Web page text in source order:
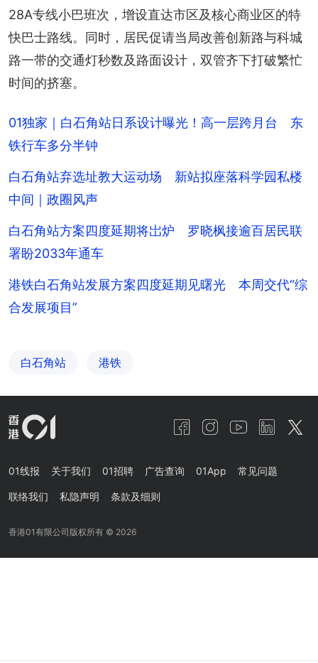
28A专线小巴班次，增设直达市区及核心商业区的特
快巴士路线。同时，居民促请当局改善创新路与科城
路一带的交通灯秒数及路面设计，双管齐下打破繁忙
时间的挤塞。
01独家｜白石角站日系设计曝光！高一层跨月台 东
铁行车多分半钟
白石角站弃选址教大运动场 新站拟座落科学园私楼
中间｜政圈风声
白石角站方案四度延期将岀炉 罗晓枫接逾百居民联
署盼2033年通车
港铁白石角站发展方案四度延期见曙光 本周交代“综
合发展项目”
白石角站 港铁
01线报 关于我们 01招聘 广告查询 01App 常见问题
联络我们 私隐声明 条款及细则
香港01有限公司版权所有 © 2026